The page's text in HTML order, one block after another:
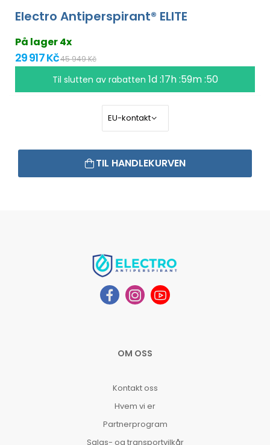
Electro Antiperspirant® ELITE
På lager 4x
29 917 Kč45 949 Kč
Til slutten av rabatten 1d :17h :59m :49
TIL HANDLEKURVEN
OM OSS
Kontakt oss
Hvem vi er
Partnerprogram
Salgs- og transportvilkår